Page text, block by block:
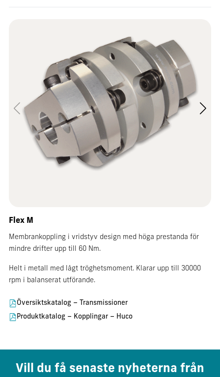
Flex M
Membrankoppling i vridstyv design med höga prestanda för
mindre drifter upp till 60 Nm.
Helt i metall med lågt tröghetsmoment. Klarar upp till 30000
rpm i balanserat utförande.
Översiktskatalog – Transmissioner
Produktkatalog – Kopplingar – Huco
Vill du få senaste nyheterna från